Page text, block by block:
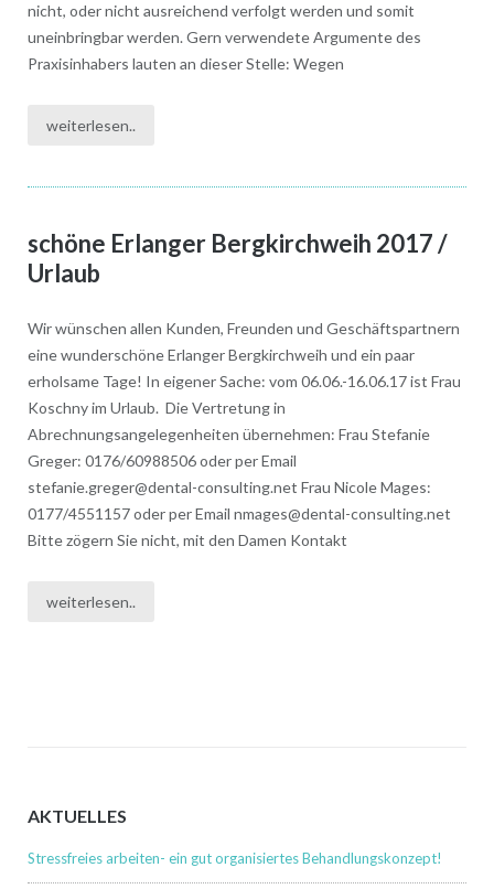
nicht, oder nicht ausreichend verfolgt werden und somit
uneinbringbar werden. Gern verwendete Argumente des
Praxisinhabers lauten an dieser Stelle: Wegen
weiterlesen..
schöne Erlanger Bergkirchweih 2017 /
Urlaub
Wir wünschen allen Kunden, Freunden und Geschäftspartnern
eine wunderschöne Erlanger Bergkirchweih und ein paar
erholsame Tage! In eigener Sache: vom 06.06.-16.06.17 ist Frau
Koschny im Urlaub. Die Vertretung in
Abrechnungsangelegenheiten übernehmen: Frau Stefanie
Greger: 0176/60988506 oder per Email
stefanie.greger@dental-consulting.net Frau Nicole Mages:
0177/4551157 oder per Email nmages@dental-consulting.net
Bitte zögern Sie nicht, mit den Damen Kontakt
weiterlesen..
AKTUELLES
Stressfreies arbeiten- ein gut organisiertes Behandlungskonzept!